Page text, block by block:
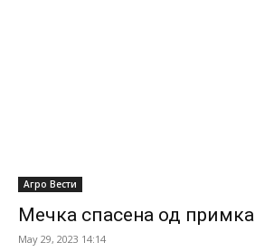
Агро Вести
Мечка спасена од примка
May 29, 2023 14:14